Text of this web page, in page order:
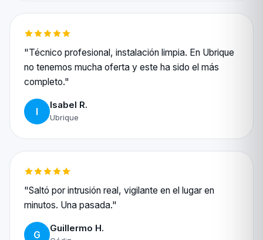
"Técnico profesional, instalación limpia. En Ubrique
no tenemos mucha oferta y este ha sido el más
completo."
I
Isabel R.
Ubrique
"Saltó por intrusión real, vigilante en el lugar en
minutos. Una pasada."
G
Guillermo H.